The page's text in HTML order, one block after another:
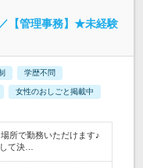
【管理事務】★未経験
学歴不問
女性のおしごと掲載中
所で勤務いただけます♪
て決…